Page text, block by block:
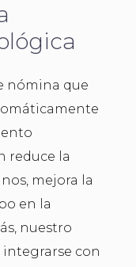
nómina que
reduce la
mejora la
en la
nuestro
integrarse con